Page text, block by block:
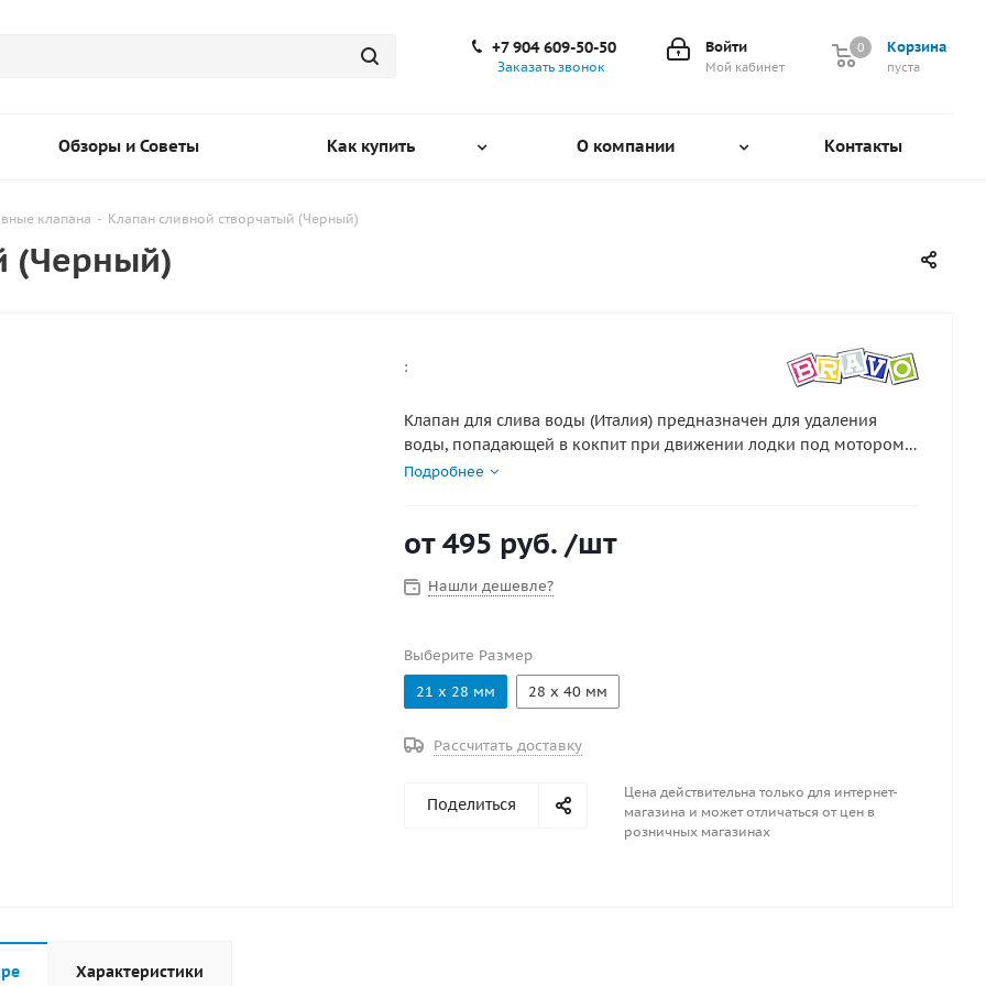
Корзина
0
пуста
0
Войти
Мой кабинет
+7 904 609-50-50
Заказать звонок
Обзоры и Советы Как купить О компании Контакты
клапана - Клапан сливной створчатый (Черный)
(Черный)
:
Клапан для слива воды (Италия) предназначен для удаления
воды, попадающей в кокпит при движении лодки под мотором.
Он устанавливается на внутреннюю поверхность транца. Чтобы
движение воды только в направлении из лодки наружу.Диаметр
отверстия в транце 40мм
Подробнее
от495 руб. /шт
Нашли дешевле?
Выберите Размер
21 х 28 мм
28 х 40 мм
Рассчитать доставку
Поделиться
Цена действительна только для интернет-
магазина и может отличаться от цен в
розничных магазинах
Характеристики